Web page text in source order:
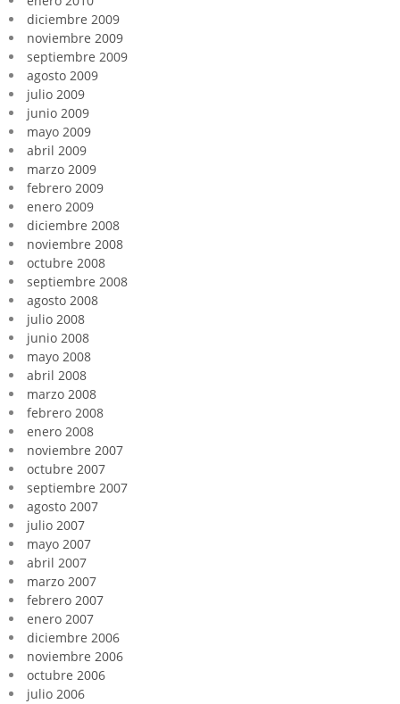
diciembre 2009
noviembre 2009
septiembre 2009
agosto 2009
julio 2009
junio 2009
mayo 2009
abril 2009
marzo 2009
febrero 2009
enero 2009
diciembre 2008
noviembre 2008
octubre 2008
septiembre 2008
agosto 2008
julio 2008
junio 2008
mayo 2008
abril 2008
marzo 2008
febrero 2008
enero 2008
noviembre 2007
octubre 2007
septiembre 2007
agosto 2007
julio 2007
mayo 2007
abril 2007
marzo 2007
febrero 2007
enero 2007
diciembre 2006
noviembre 2006
octubre 2006
julio 2006